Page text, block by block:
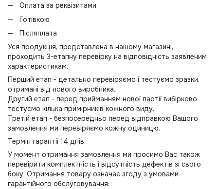
Оплата за реквізитами
Готівкою
Післяплата
Уся продукція, представлена в нашому магазині,
проходить 3-етапну перевірку на відповідність заявленим
характеристикам.
Перший етап - детально перевіряємо і тестуємо зразки,
отримані від нового виробника.
Другий етап - перед прийманням нової партії вибірково
тестуємо кілька примірників кожного виду.
Третій етап - безпосередньо перед відправкою Вашого
замовлення ми перевіряємо кожну одиницю.
Термін гарантії 14 днів.
У момент отримання замовлення ми просимо Вас також
перевірити комплектність і відсутність дефектів зі свого
боку. Отримання товару означає згоду з умовами
гарантійного обслуговування: